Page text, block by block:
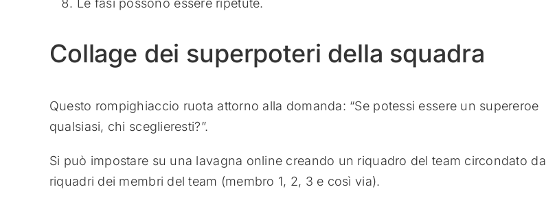
Collage dei superpoteri della squadra
Questo rompighiaccio ruota attorno alla domanda: “Se potessi essere un supereroe
qualsiasi, chi sceglieresti?”.
Si può impostare su una lavagna online creando un riquadro del team circondato da
riquadri dei membri del team (membro 1, 2, 3 e così via).